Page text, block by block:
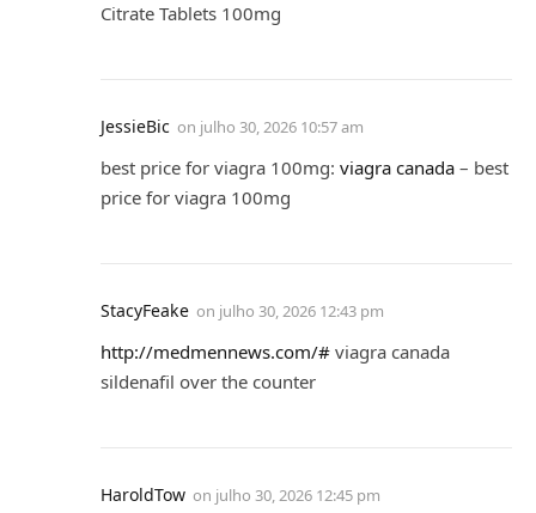
Citrate Tablets 100mg
JessieBic on julho 30, 2026 10:57 am
best price for viagra 100mg: viagra canada – best
price for viagra 100mg
StacyFeake on julho 30, 2026 12:43 pm
http://medmennews.com/# viagra canada
sildenafil over the counter
HaroldTow on julho 30, 2026 12:45 pm